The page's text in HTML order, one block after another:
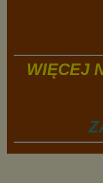
WIĘCEJ